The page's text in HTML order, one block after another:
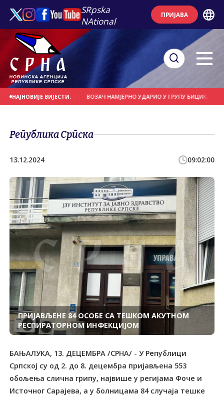
SRpska
NAtional
ПРИЈАВА
НАЈНОВИЈЕ ВИЈЕСТИ:
НА ДАНАШЊИ ДАН ВОЗАЧ НАМЈЕРНО УДАРИО У ГРУПУ БИЦИКЛИСТА
Република Српска
13.12.2024 09:02:00
ПРИЈАВЉЕНЕ 84 ОСОБЕ СА ТЕШКОМ АКУТНОМ
РЕСПИРАТОРНОМ ИНФЕКЦИЈОМ
БАЊАЛУКА, 13. ДЕЦЕМБРА /СРНА/ - У Републици
Српској су од 2. до 8. децембра пријављена 553
обољења слична грипу, највише у регијама Фоче и
Источног Сарајева, а у болницама 84 случаја тешке